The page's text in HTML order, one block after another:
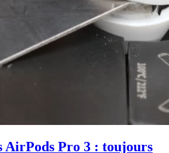
AirPods Pro 3 : toujours